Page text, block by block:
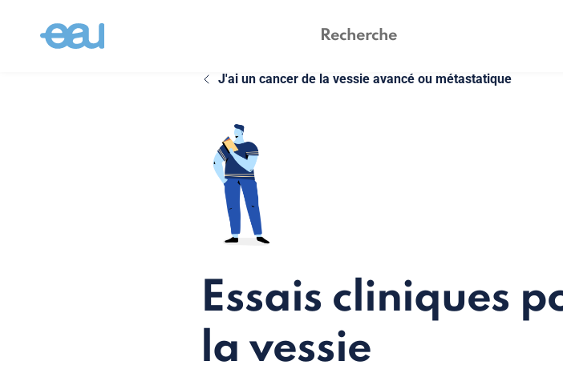
J'ai un cancer de la vessie avancé ou métastatique
Essais cliniques
la vessie